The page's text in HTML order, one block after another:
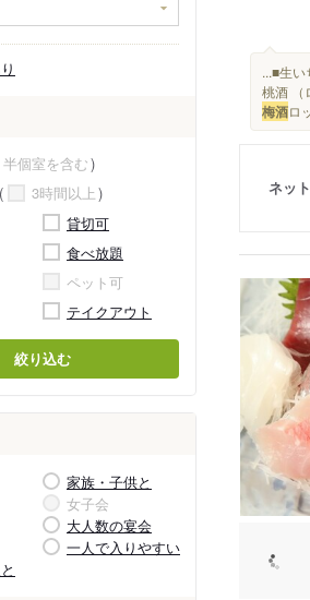
半個室を含む
3時間以上
貸切可
食べ放題
ペット可
テイクアウト
絞り込む
家族・子供と
女子会
大人数の宴会
一人で入りやすい
...■生
桃酒 （
梅酒ロ
ネッ